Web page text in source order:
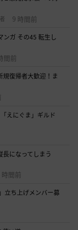
9 時間前
ンガ その45 転生し
間前
規復帰者大歓迎！ま
えにぐま」ギルド
になってしまう
時間前
ち上げメンバー募